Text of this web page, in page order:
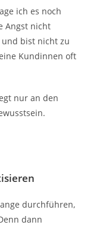
ich es noch
Angst nicht
und bist nicht zu
Kundinnen oft
nur an den
durchführen,
dann